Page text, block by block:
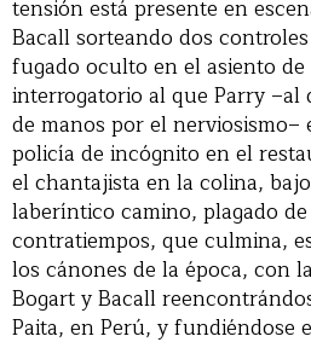
tensión está presente en
Bacall sorteando dos
fugado oculto en el asiento
interrogatorio al que Parry
de manos por el
policía de incógnito en el
el chantajista en la colina,
laberíntico camino, plagado
contratiempos, que culmina,
los cánones de la época, con
Bogart y Bacall
Paita, en Perú, y fundiéndose